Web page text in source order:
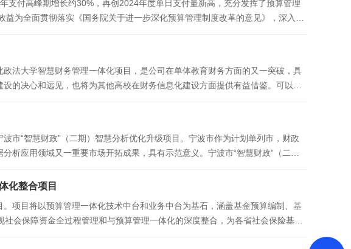
付高峰期增长约30%，再创2024年度单日支付量新高，充分发挥了预算管理
为全面贯彻落实《国务院关于进一步深化预算管理制度改革的意见》，深入推
法大学智慧财务管理一体化项目，是公司在单体教育财务方面的又一突破，具
的决心和远见，也将为其他高校在财务信息化建设方面提供有益借鉴。可以预
市“智慧财政”（二期）智慧分析优化升级项目。宁波市作为计划单列市，财政
析应用领域又一重要市场开拓成果，具有示范意义。宁波市“智慧财政”（二
化整合项目
项目将以预算管理一体化技术中台和业务中台为基石，涵盖基金预算编制、基
会保障资金全过程管理和与预算管理一体化的深度整合，为各省社会保险基金